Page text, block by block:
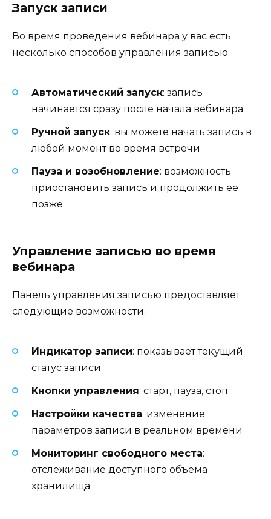
Запуск записи
Во время проведения вебинара у вас есть
несколько способов управления записью:
Автоматический запуск: запись
начинается сразу после начала вебинара
Ручной запуск: вы можете начать запись в
любой момент во время встречи
Пауза и возобновление: возможность
приостановить запись и продолжить ее
позже
Управление записью во время
вебинара
Панель управления записью предоставляет
следующие возможности:
Индикатор записи: показывает текущий
статус записи
Кнопки управления: старт, пауза, стоп
Настройки качества: изменение
параметров записи в реальном времени
Мониторинг свободного места:
отслеживание доступного объема
хранилища